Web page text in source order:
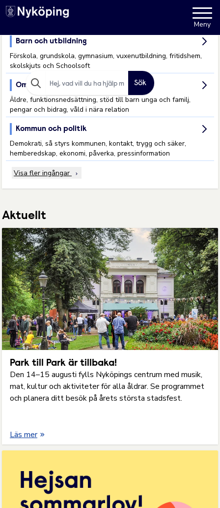
Hoppa till innehåll
Nyköpings kommuns
Meny
Sökfras
Type 2 or more
characters for results.
Sök
Barn och utbildning
Förskola, grundskola, gymnasium, vuxenutbildning, fritidshem,
skolskjuts och Schoolsoft
Omsorg och stöd
Äldre, funktionsnedsättning, stöd till barn unga och familj,
pengar och bidrag, våld i nära relation
Kommun och politik
Demokrati, så styrs kommunen, kontakt, trygg och säker,
hemberedskap, ekonomi, påverka, pressinformation
Visa fler ingångar
Aktuellt
Park till Park är tillbaka!
Den 14–15 augusti fylls Nyköpings centrum med musik,
mat, kultur och aktiviteter för alla åldrar. Se programmet
och planera ditt besök på årets största stadsfest.
Läs mer